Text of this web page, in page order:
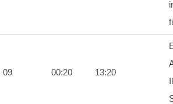
09 00:20 13:20